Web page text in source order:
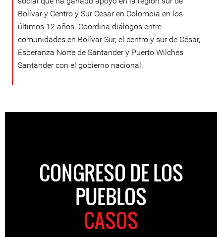
Bolívar y Centro y Sur Cesar en Colombia en los
últimos 12 años. Coordina diálogos entre
comunidades en Bolívar Sur, el centro y sur de César,
Esperanza Norte de Santander y Puerto Wilches
Santander con el gobierno nacional.
CONGRESO DE LOS
PUEBLOS
CASOS